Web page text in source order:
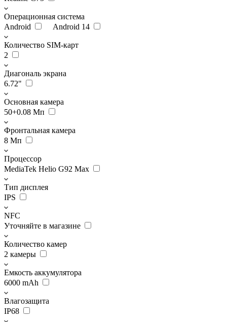
Операционная система
Android
Android 14
Количество SIM-карт
2
Диагональ экрана
6.72"
Основная камера
50+0.08 Мп
Фронтальная камера
8 Мп
Процессор
MediaTek Helio G92 Max
Тип дисплея
IPS
NFC
Уточняйте в магазине
Количество камер
2 камеры
Емкость аккумулятора
6000 mAh
Влагозащита
IP68